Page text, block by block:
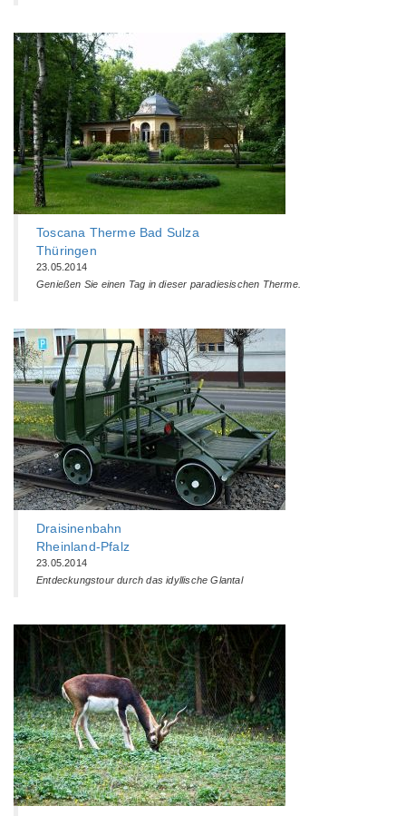
Toscana Therme Bad Sulza
Thüringen
23.05.2014
Genießen Sie einen Tag in dieser paradiesischen Therme.
Draisinenbahn
Rheinland-Pfalz
23.05.2014
Entdeckungstour durch das idyllische Glantal